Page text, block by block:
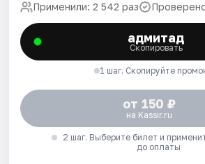
Применили: 2 542 раз
адмитад
Скопировать
1 шаг. Скопируйте
от 150 ₽
на Kassir.ru
2 шаг. Выберите билет и
до оплаты